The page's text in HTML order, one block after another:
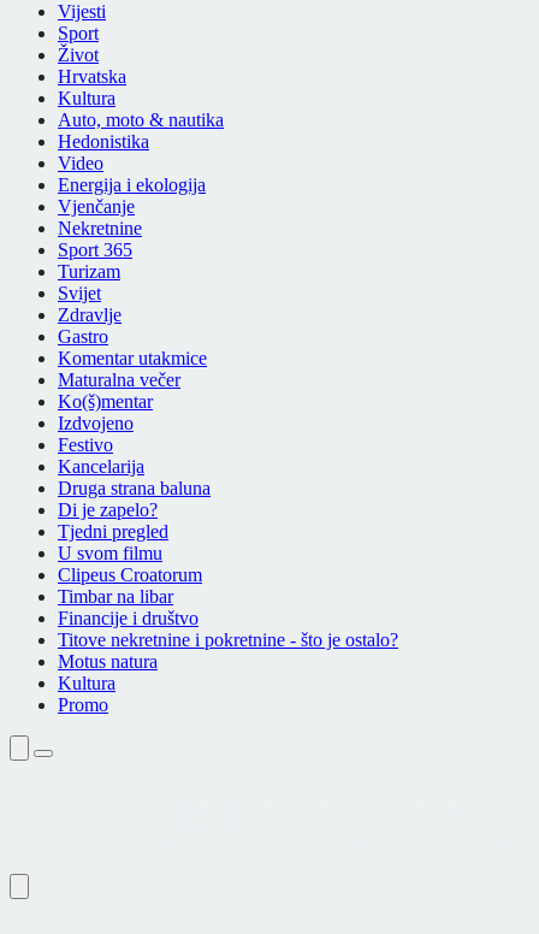
Vijesti
Sport
Život
Hrvatska
Kultura
Auto, moto & nautika
Hedonistika
Video
Energija i ekologija
Vjenčanje
Nekretnine
Sport 365
Turizam
Svijet
Zdravlje
Gastro
Komentar utakmice
Maturalna večer
Ko(š)mentar
Izdvojeno
Festivo
Kancelarija
Druga strana baluna
Di je zapelo?
Tjedni pregled
U svom filmu
Clipeus Croatorum
Timbar na libar
Financije i društvo
Titove nekretnine i pokretnine - što je ostalo?
Motus natura
Kultura
Promo